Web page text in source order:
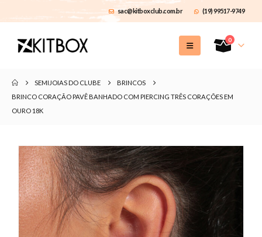
sac@kitboxclub.com.br (19) 99517-9749
0
SEMIJOIAS DO CLUBE
BRINCOS
BRINCO CORAÇÃO PAVÊ BANHADO COM PIERCING TRÊS CORAÇÕES EM
OURO 18K